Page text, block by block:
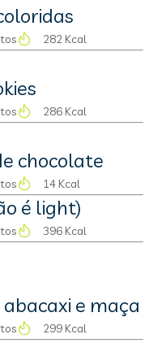
282 Kcal
286 Kcal
chocolate
14 Kcal
é light)
396 Kcal
abacaxi e maça
299 Kcal